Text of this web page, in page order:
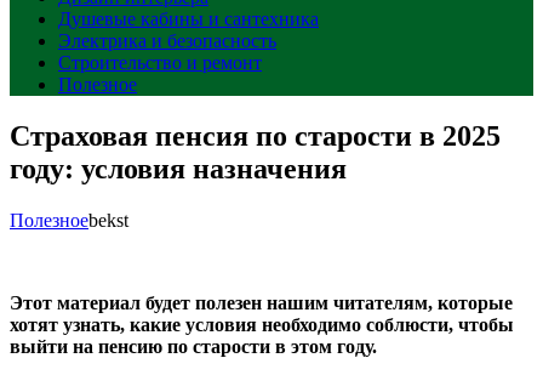
Душевые кабины и сантехника
Электрика и безопасность
Строительство и ремонт
Полезное
Страховая пенсия по старости в 2025
году: условия назначения
Полезноеbekst
Этот материал будет полезен нашим читателям, которые
хотят узнать, какие условия необходимо соблюсти, чтобы
выйти на пенсию по старости в этом году.